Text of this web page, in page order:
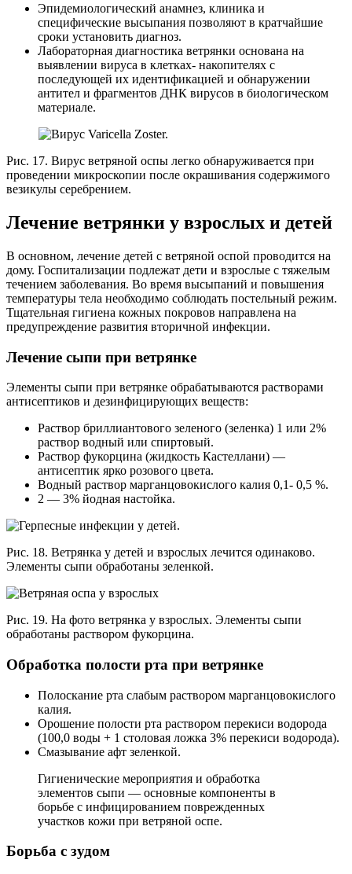
Эпидемиологический анамнез, клиника и
специфические высыпания позволяют в кратчайшие
сроки установить диагноз.
Лабораторная диагностика ветрянки основана на
выявлении вируса в клетках- накопителях с
последующей их идентификацией и обнаружении
антител и фрагментов ДНК вирусов в биологическом
материале.
Рис. 17. Вирус ветряной оспы легко обнаруживается при
проведении микроскопии после окрашивания содержимого
везикулы серебрением.
Лечение ветрянки у взрослых и детей
В основном, лечение детей с ветряной оспой проводится на
дому. Госпитализации подлежат дети и взрослые с тяжелым
течением заболевания. Во время высыпаний и повышения
температуры тела необходимо соблюдать постельный режим.
Тщательная гигиена кожных покровов направлена на
предупреждение развития вторичной инфекции.
Лечение сыпи при ветрянке
Элементы сыпи при ветрянке обрабатываются растворами
антисептиков и дезинфицирующих веществ:
Раствор бриллиантового зеленого (зеленка) 1 или 2%
раствор водный или спиртовый.
Раствор фукорцина (жидкость Кастеллани) —
антисептик ярко розового цвета.
Водный раствор марганцовокислого калия 0,1- 0,5 %.
2 — 3% йодная настойка.
Рис. 18. Ветрянка у детей и взрослых лечится одинаково.
Элементы сыпи обработаны зеленкой.
Рис. 19. На фото ветрянка у взрослых. Элементы сыпи
обработаны раствором фукорцина.
Обработка полости рта при ветрянке
Полоскание рта слабым раствором марганцовокислого
калия.
Орошение полости рта раствором перекиси водорода
(100,0 воды + 1 столовая ложка 3% перекиси водорода).
Смазывание афт зеленкой.
Гигиенические мероприятия и обработка
элементов сыпи — основные компоненты в
борьбе с инфицированием поврежденных
участков кожи при ветряной оспе.
Борьба с зудом